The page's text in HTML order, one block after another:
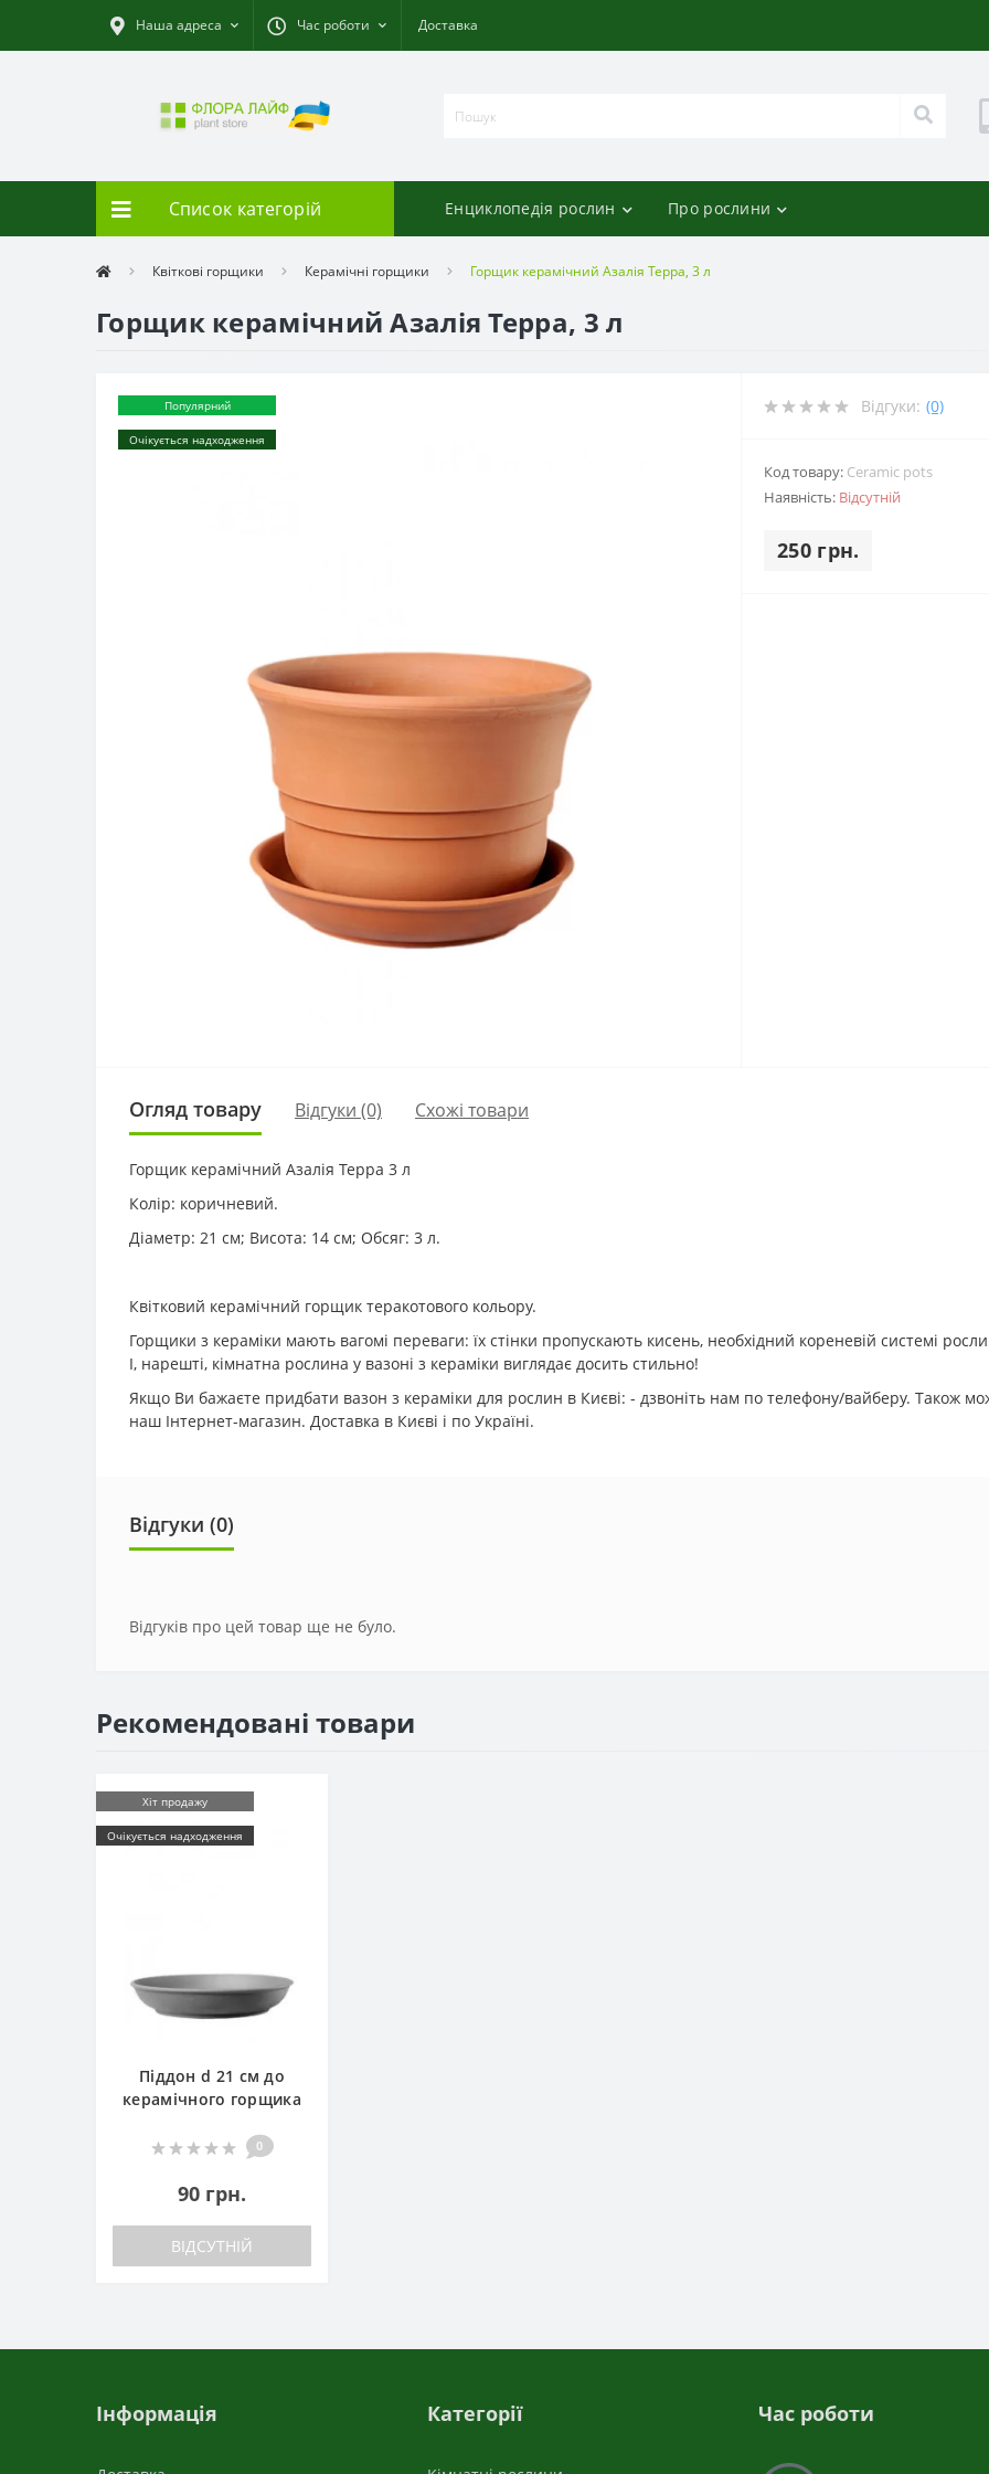
Наша адреса Час роботи Доставка
Список категорій Енциклопедія рослин Про рослини
Квіткові горщики Керамічні горщики Горщик керамічний Азалія Терра, 3 л
Горщик керамічний Азалія Терра, 3 л
Популярний
Очікується надходження
Відгуки: (0)
Код товару: Ceramic pots
Наявність: Відсутній
250 грн.
Огляд товару Відгуки (0) Схожі товари
Горщик керамічний Азалія Терра 3 л
Колір: коричневий.
Діаметр: 21 см; Висота: 14 см; Обсяг: 3 л.
Квітковий керамічний горщик теракотового кольору.
Горщики з кераміки мають вагомі переваги: ​​їх стінки пропускають кисень, необхідний кореневій системі
І, нарешті, кімнатна рослина у вазоні з кераміки виглядає досить стильно!
Якщо Ви бажаєте придбати вазон з кераміки для рослин в Києві: - дзвоніть нам по телефону/вайберу. Також
наш Інтернет-магазин. Доставка в Києві і по Україні.
Відгуки (0)
Відгуків про цей товар ще не було.
Рекомендовані товари
Хіт продажу
Очікується надходження
Піддон d 21 см до
керамічного горщика
0
90 грн.
ВІДСУТНІЙ
Інформація Категорії Час роботи